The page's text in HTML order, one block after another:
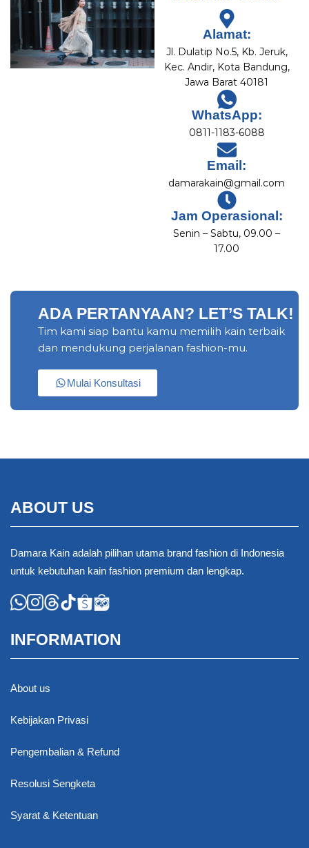
Alamat:
Jl. Dulatip No.5, Kb. Jeruk,
Kec. Andir, Kota Bandung,
Jawa Barat 40181
WhatsApp:
0811-1183-6088
Email:
damarakain@gmail.com
Jam Operasional:
Senin – Sabtu, 09.00 –
17.00
ADA PERTANYAAN? LET’S TALK!
Tim kami siap bantu kamu memilih kain terbaik
dan mendukung perjalanan fashion-mu.
Mulai Konsultasi
ABOUT US
Damara Kain adalah pilihan utama brand fashion di Indonesia
untuk kebutuhan kain fashion premium dan lengkap.
INFORMATION
About us
Kebijakan Privasi
Pengembalian & Refund
Resolusi Sengketa
Syarat & Ketentuan